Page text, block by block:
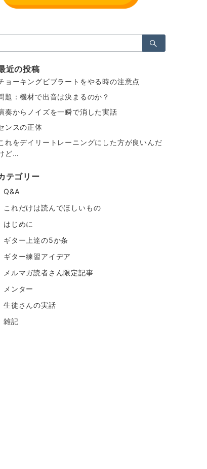
：
近の投稿
ョーキングビブラートをやる時の注意点
題：機材で出音は決まるのか？
奏からノイズを一瞬で消した実話
ンスの正体
れをデイリートレーニングにした方が良いんだ
ど…
テゴリー
Q&A
これだけは読んでほしいもの
はじめに
ギター上達の5か条
ギター練習アイデア
メルマガ読者さん限定記事
メンター
生徒さんの実話
雑記